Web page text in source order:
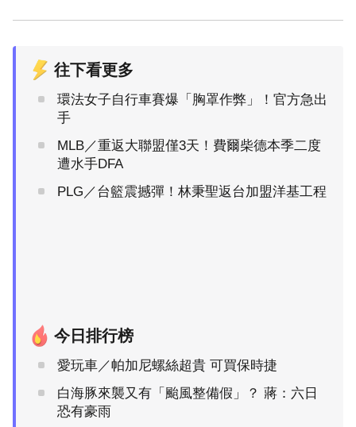
往下看更多
環法女子自行車賽爆「胸罩作弊」！官方急出
手
MLB／重返大聯盟僅3天！費爾柴德本季二度
遭水手DFA
PLG／台籃震撼彈！林秉聖返台加盟洋基工程
今日排行榜
愛玩車／帕加尼螺絲超貴 可買保時捷
白海豚來襲又有「颱風整備假」？ 蔣：六日
恐有豪雨